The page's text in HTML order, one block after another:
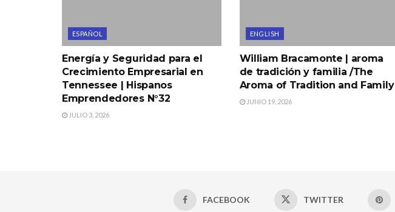
ESPAÑOL
Energía y Seguridad para el
Crecimiento Empresarial en
Tennessee | Hispanos
Emprendedores N°32
JULIO 3, 2026
ENGLISH
William Bracamonte | aroma
de tradición y familia /The
Aroma of Tradition and Family
JUNIO 19, 2026
FACEBOOK TWITTER